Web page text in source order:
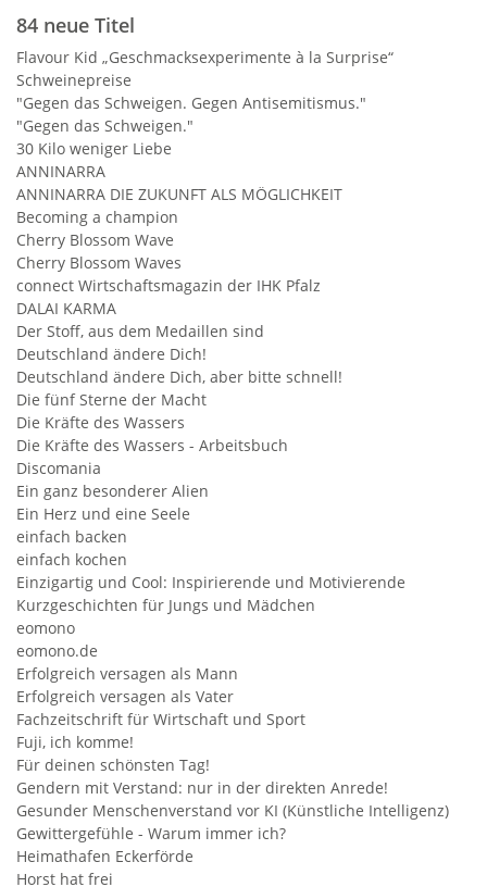
84 neue Titel
Flavour Kid „Geschmacksexperimente à la Surprise“
Schweinepreise
"Gegen das Schweigen. Gegen Antisemitismus."
"Gegen das Schweigen."
30 Kilo weniger Liebe
ANNINARRA
ANNINARRA DIE ZUKUNFT ALS MÖGLICHKEIT
Becoming a champion
Cherry Blossom Wave
Cherry Blossom Waves
connect Wirtschaftsmagazin der IHK Pfalz
DALAI KARMA
Der Stoff, aus dem Medaillen sind
Deutschland ändere Dich!
Deutschland ändere Dich, aber bitte schnell!
Die fünf Sterne der Macht
Die Kräfte des Wassers
Die Kräfte des Wassers - Arbeitsbuch
Discomania
Ein ganz besonderer Alien
Ein Herz und eine Seele
einfach backen
einfach kochen
Einzigartig und Cool: Inspirierende und Motivierende
Kurzgeschichten für Jungs und Mädchen
eomono
eomono.de
Erfolgreich versagen als Mann
Erfolgreich versagen als Vater
Fachzeitschrift für Wirtschaft und Sport
Fuji, ich komme!
Für deinen schönsten Tag!
Gendern mit Verstand: nur in der direkten Anrede!
Gesunder Menschenverstand vor KI (Künstliche Intelligenz)
Gewittergefühle - Warum immer ich?
Heimathafen Eckerförde
Horst hat frei